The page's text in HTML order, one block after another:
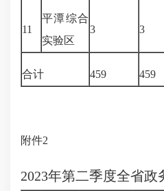
11
平潭综合
实验区
3 3
合计 459 459
附件2
2023年第二季度全省政